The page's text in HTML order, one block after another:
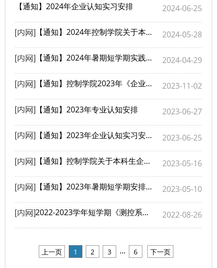
​【通知】2024年企业认知实习安排 2024-06-25
【通知】2024年控制学院关于本科生企业深度实习岗位报名的通知 2024-05-28
【通知】2024年暑期短学期实践教学环节安排预通知 2024-04-29
【通知】控制学院2023年《企业深度实习》考核通知 2023-11-02
【通知】2023年专业认知安排 2023-06-27
​【通知】2023年企业认知实习安排 2023-06-25
【通知】控制学院​关于本科生企业深度实习岗位报名的通知 2023-05-16
【通知】2023年暑期短学期安排预通知 2023-05-10
2022-2023学年短学期《测控系统综合实践》课程安排 2022-08-26
上一页 1 2 3 ... 6 下一页